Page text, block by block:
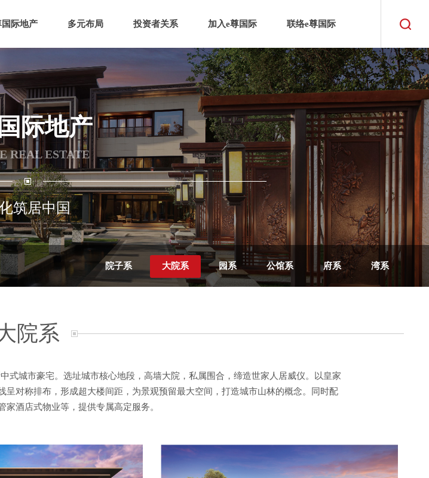
国际地产 多元布局 投资者关系 加入e尊国际 联络e尊国际
际地产
REAL ESTATE
筑居中国
院子系 大院系 园系 公馆系 府系 湾系
院系
式城市豪宅。选址城市核心地段，高墙大院，私属围合，缔造世家人居威仪。以皇家
对称排布，形成超大楼间距，为景观预留最大空间，打造城市山林的概念。同时配
酒店式物业等，提供专属高定服务。